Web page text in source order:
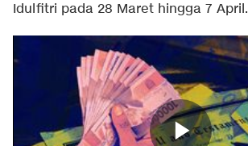
Idulfitri pada 28 Maret hingga 7 April.